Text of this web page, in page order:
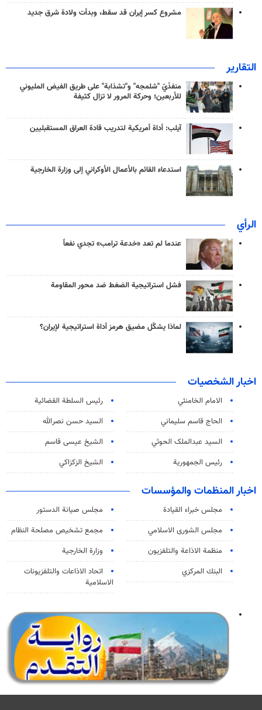
مشروع كسر إيران قد سقط، وبدأت ولادة شرق جديد
التقارير
منفذَيّ "شلمجه" و"تشذابة" على طريق الفيض المليوني
للأربعين؛ وحركة المرور لا تزال كثيفة
آيلب: أداة أمريكية لتدريب قادة العراق المستقبليين
استدعاء القائم بالأعمال الأوكراني إلى وزارة الخارجية
الرأي
عندما لم تعد «خدعة ترامب» تجدي نفعاً
فشل استراتيجية الضغط ضد محور المقاومة
لماذا يشكّل مضيق هرمز أداة استراتيجية لإيران؟
اخبار الشخصيات
الامام الخامنئي
رئیس السلطة القضائیة
الحاج قاسم سليماني
السيد حسن نصرالله
السید عبدالملک الحوثي
الشيخ عيسى قاسم
رئيس الجمهورية
الشيخ الزكزاكي
اخبار المنظمات والمؤسسات
مجلس خبراء القيادة
مجلس صيانة الدستور
مجلس الشورى الاسلامي
مجمع تشخيص مصلحة النظام
منظمة الاذاعة والتلفزیون
وزارة الخارجية
البنك المركزي
اتحاد الاذاعات والتلفزيونات
الاسلامية